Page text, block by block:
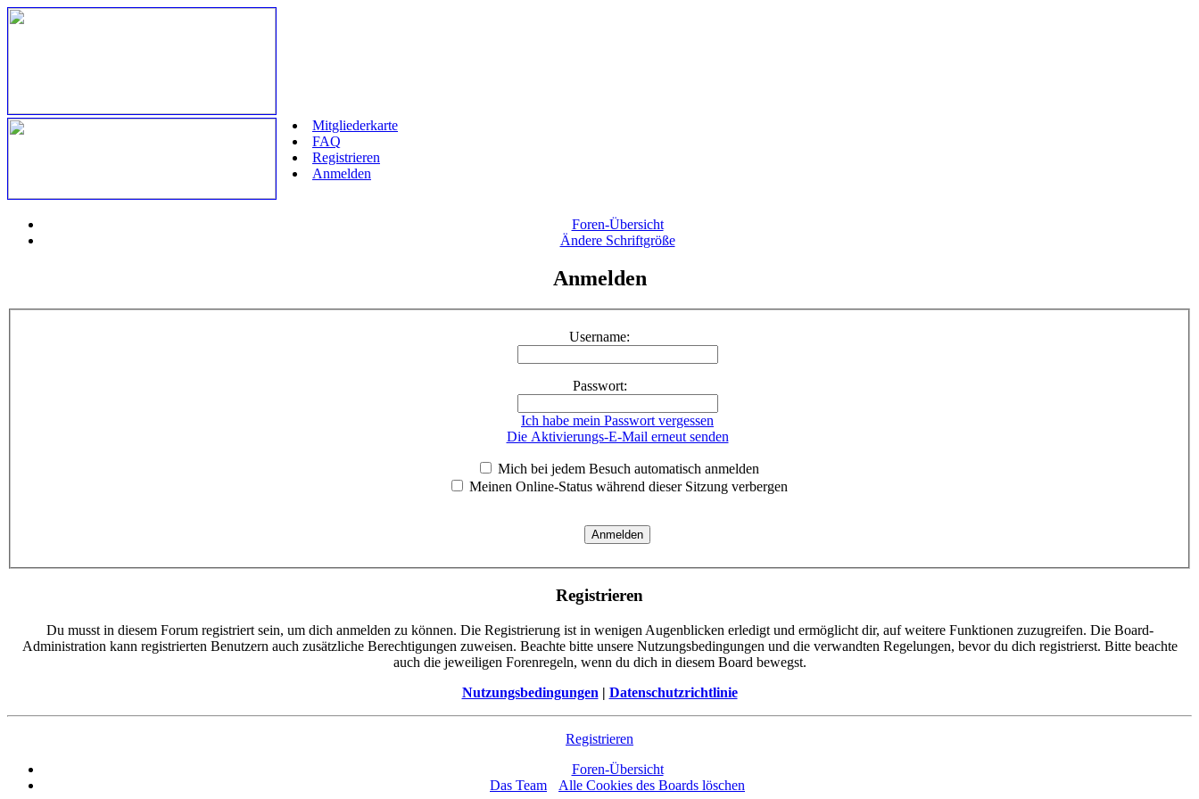
Mitgliederkarte
FAQ
Registrieren
Anmelden
Foren-Übersicht
Ändere Schriftgröße
Anmelden
Username:
Passwort:
Ich habe mein Passwort vergessen
Die Aktivierungs-E-Mail erneut senden
Mich bei jedem Besuch automatisch anmelden
Meinen Online-Status während dieser Sitzung verbergen
Registrieren
Du musst in diesem Forum registriert sein, um dich anmelden zu können. Die Registrierung ist in wenigen Augenblicken erledigt und ermöglicht dir, auf weitere Funktionen zuzugreifen. Die Board-
Administration kann registrierten Benutzern auch zusätzliche Berechtigungen zuweisen. Beachte bitte unsere Nutzungsbedingungen und die verwandten Regelungen, bevor du dich registrierst. Bitte beachte
auch die jeweiligen Forenregeln, wenn du dich in diesem Board bewegst.
Nutzungsbedingungen | Datenschutzrichtlinie
Registrieren
Foren-Übersicht
Das Team
Alle Cookies des Boards löschen